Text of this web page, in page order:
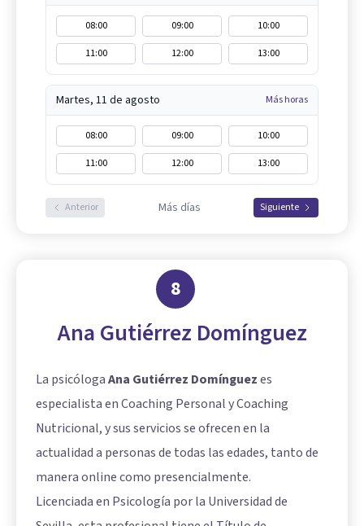
08:00 09:00
10:00
11:00
12:00 13:00
Martes, 11 de agosto Más horas
08:00 09:00
10:00
11:00
12:00 13:00
Anterior Más días Siguiente
8
Ana Gutiérrez Domínguez
La psicólogaAna Gutiérrez Domínguezes
especialista en Coaching Personal y Coaching
Nutricional, y sus servicios se ofrecen en la
actualidad a personas de todas las edades, tanto de
manera online como presencialmente.
Licenciada en Psicología por la Universidad de